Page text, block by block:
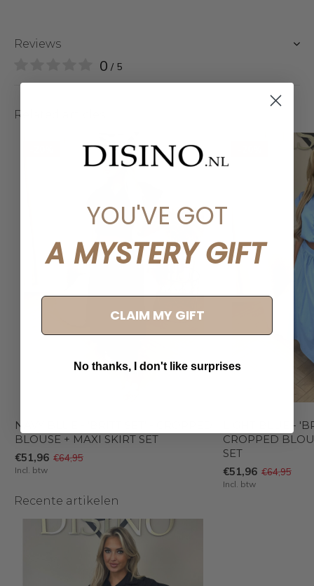
Reviews
0 / 5
Related articles
NAVY BLUE - 'BRITT SET' - CROPPED
BLOUSE + MAXI SKIRT SET
€51,96 €64,95
Incl. btw
LIGHT BLUE -
CROPPED
SET
€51,96 €64,95
Incl. btw
Recente artikelen
YOU'VE GOT
A MYSTERY GIFT
CLAIM MY GIFT
No thanks, I don't like surprises